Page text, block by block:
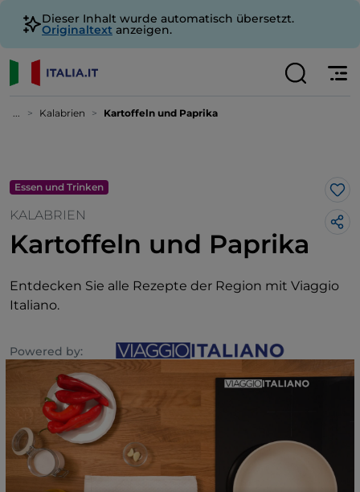
Dieser Inhalt wurde automatisch übersetzt.
Originaltext anzeigen.
... Kalabrien Kartoffeln und Paprika
Essen und Trinken
KALABRIEN
Kartoffeln und Paprika
Entdecken Sie alle Rezepte der Region mit Viaggio
Italiano.
Powered by: